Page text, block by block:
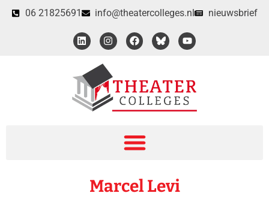
06 21825691 info@theatercolleges.nl nieuwsbrief
Marcel Levi